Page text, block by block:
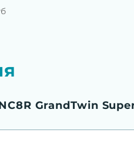
GrandTwin